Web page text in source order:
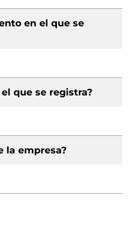
en el que se
que se registra?
la empresa?